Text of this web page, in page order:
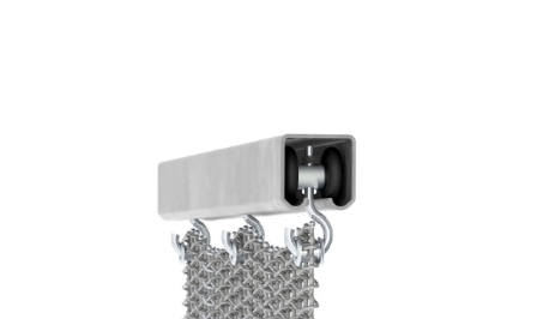
" width="1140" height="640">